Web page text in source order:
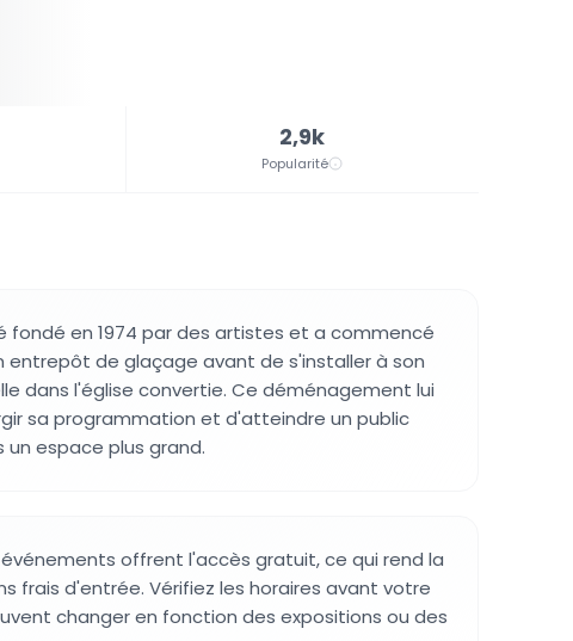
2,9k
Popularité
fondé en 1974 par des artistes et a commencé
entrepôt de glaçage avant de s'installer à son
dans l'église convertie. Ce déménagement lui
sa programmation et d'atteindre un public
un espace plus grand.
offrent l'accès gratuit, ce qui rend la
frais d'entrée. Vérifiez les horaires avant votre
changer en fonction des expositions ou des